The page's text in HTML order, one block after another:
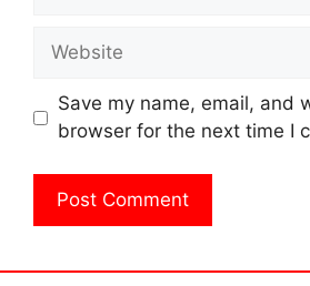
Website
Save my name, email, and
browser for the next time I